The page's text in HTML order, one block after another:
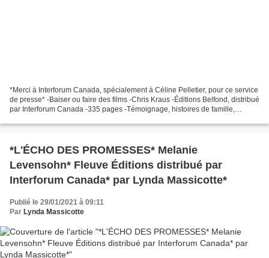
*Merci à Interforum Canada, spécialement à Céline Pelletier, pour ce service
de presse* -Baiser ou faire des films -Chris Kraus -Éditions Belfond, distribué
par Interforum Canada -335 pages -Témoignage, histoires de famille,
*L'ÉCHO DES PROMESSES* Melanie
Levensohn* Fleuve Éditions distribué par
Interforum Canada* par Lynda Massicotte*
Publié le 29/01/2021 à 09:11
Par Lynda Massicotte